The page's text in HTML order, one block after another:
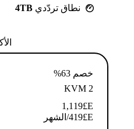
نطاق تردّدي 4TB
خصم 63%
KVM 2
E£
1,119
E£
419/الشهر